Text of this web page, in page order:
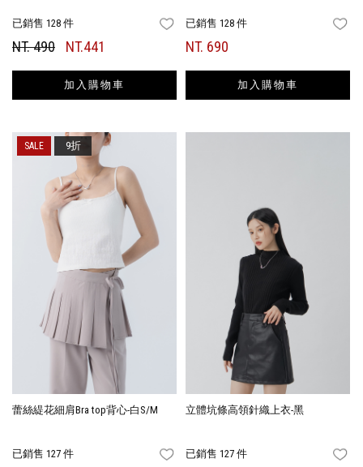
已銷售 128 件 FAVORITES
NT. 490 NT.441
加入購物車
已銷售 128 件
NT. 690
加入購物車
蕾絲緹花細肩Bra top背心-白S/M
已銷售 127 件 FAVORITES
9折
立體坑條高領針織上衣-黑
已銷售 127 件